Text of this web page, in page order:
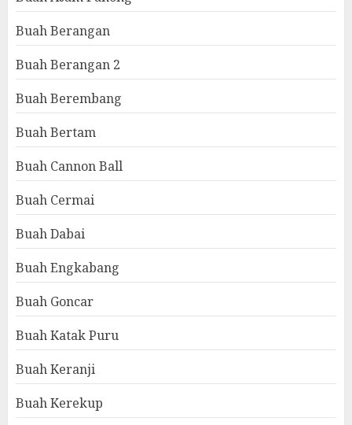
Buah Berangan
Buah Berangan 2
Buah Berembang
Buah Bertam
Buah Cannon Ball
Buah Cermai
Buah Dabai
Buah Engkabang
Buah Goncar
Buah Katak Puru
Buah Keranji
Buah Kerekup